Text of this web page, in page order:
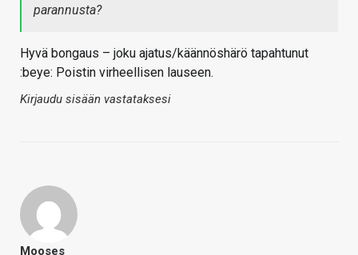
parannusta?
Hyvä bongaus – joku ajatus/käännöshärö tapahtunut
:beye: Poistin virheellisen lauseen.
Kirjaudu sisään vastataksesi
Mooses